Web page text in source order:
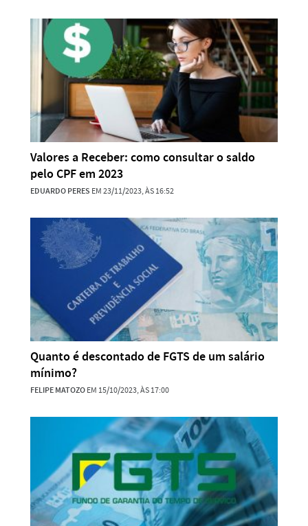
Valores a Receber: como consultar o saldo
pelo CPF em 2023
EDUARDO PERES EM 23/11/2023, ÀS 16:52
Quanto é descontado de FGTS de um salário
mínimo?
FELIPE MATOZOEM 15/10/2023, ÀS 17:00